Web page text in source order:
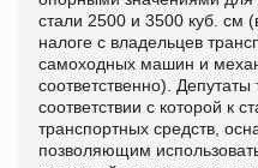
стали 2500 и 3500 куб. см
налоге с владельцев
самоходных машин и
соответственно).
соответствии с которой к
транспортных средств,
позволяющим